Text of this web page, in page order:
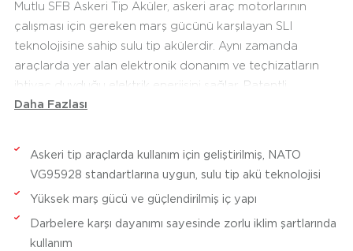
Mutlu SFB Askeri Tip Aküler, askeri araç motorlarının
çalışması için gereken marş gücünü karşılayan SLI
teknolojisine sahip sulu tip akülerdir. Aynı zamanda
araçlarda yer alan elektronik donanım ve teçhizatların
ihtiyaç duyduğu elektrik enerjisini sağlar. Patentli,
kalsiyum (Ca) alaşımlı ızgara teknolojisiyle bakım
yüksek marş gücü, güçlendirilmiş iç yapıları ve darbelere
titreşim dayanımı sunmasıyla, engebeli arazilerde kullanım
kolaylığı sağlar. Yanmayı geciktirici plastik malzemeden
üretilen özel kutu tasarımı ise maksimum seviyede
Daha Fazlası
Askeri tip araçlarda kullanım için geliştirilmiş, NATO
VG95928 standartlarına uygun, sulu tip akü teknolojisi
Yüksek marş gücü ve güçlendirilmiş iç yapı
Darbelere karşı dayanımı sayesinde zorlu iklim şartlarında
kullanım